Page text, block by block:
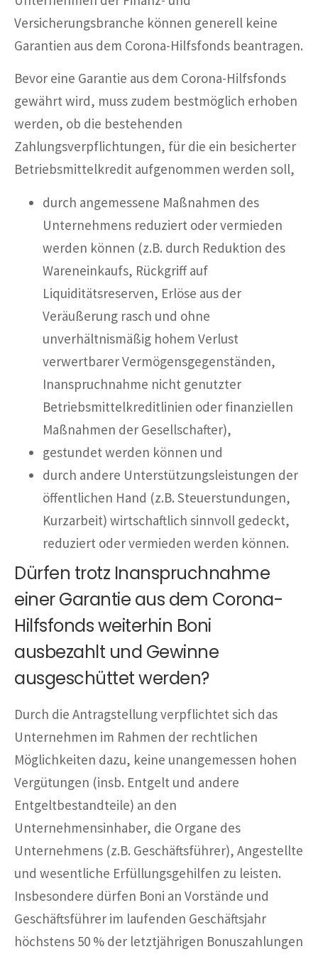
Versicherungsbranche können generell keine
Garantien aus dem Corona-Hilfsfonds beantragen.
Bevor eine Garantie aus dem Corona-Hilfsfonds
gewährt wird, muss zudem bestmöglich erhoben
werden, ob die bestehenden
Zahlungsverpflichtungen, für die ein besicherter
Betriebsmittelkredit aufgenommen werden soll,
durch angemessene Maßnahmen des
Unternehmens reduziert oder vermieden
werden können (z.B. durch Reduktion des
Wareneinkaufs, Rückgriff auf
Liquiditätsreserven, Erlöse aus der
Veräußerung rasch und ohne
unverhältnismäßig hohem Verlust
verwertbarer Vermögensgegenständen,
Inanspruchnahme nicht genutzter
Betriebsmittelkreditlinien oder finanziellen
Maßnahmen der Gesellschafter),
gestundet werden können und
durch andere Unterstützungsleistungen der
öffentlichen Hand (z.B. Steuerstundungen,
Kurzarbeit) wirtschaftlich sinnvoll gedeckt,
reduziert oder vermieden werden können.
Dürfen trotz Inanspruchnahme
einer Garantie aus dem Corona-
Hilfsfonds weiterhin Boni
ausbezahlt und Gewinne
ausgeschüttet werden?
Durch die Antragstellung verpflichtet sich das
Unternehmen im Rahmen der rechtlichen
Möglichkeiten dazu, keine unangemessen hohen
Vergütungen (insb. Entgelt und andere
Entgeltbestandteile) an den
Unternehmensinhaber, die Organe des
Unternehmens (z.B. Geschäftsführer), Angestellte
und wesentliche Erfüllungsgehilfen zu leisten.
Insbesondere dürfen Boni an Vorstände und
Geschäftsführer im laufenden Geschäftsjahr
höchstens 50 % der letztjährigen Bonuszahlungen